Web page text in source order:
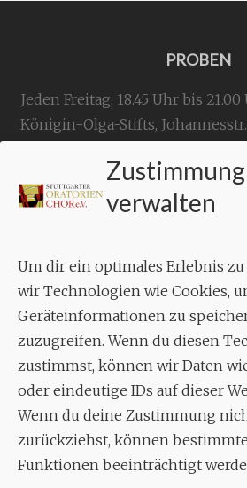
Zustimmung
verwalten
Um dir ein optimales Erlebnis
wir Technologien wie Cookies,
Geräteinformationen zu
zuzugreifen. Wenn du diesen
zustimmst, können wir Daten
oder eindeutige IDs auf dieser
Wenn du deine Zustimmung
zurückziehst, können
Funktionen beeinträchtigt
PROBEN
Jeden Freitag, 18.45 Uhr bis
Königin-Olga-Stifts, Johannesstr.
KONTAKT
Geschäftsstelle:
Aixheimer Str.
70619
MUSIK
Musikalischer
Enrico
Tel.+49 (0)177 / 34
Facebook